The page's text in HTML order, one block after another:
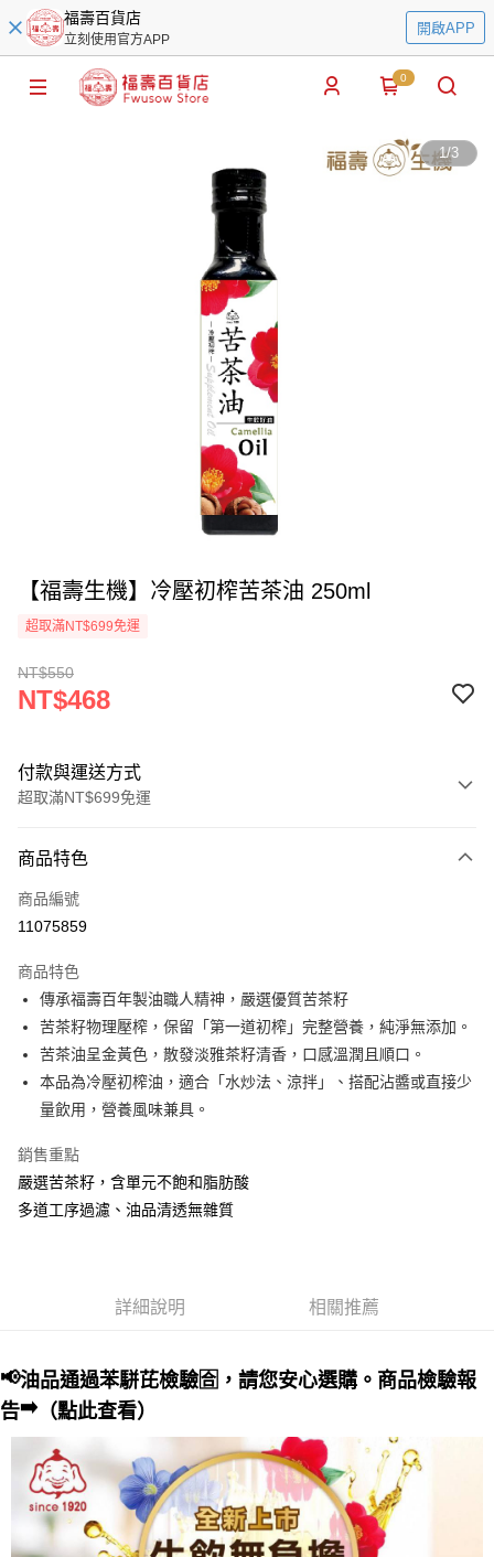
福壽百貨店
立刻使用官方APP
開啟APP
0
1/3
【福壽生機】冷壓初榨苦茶油 250ml
超取滿NT$699免運
NT$550
NT$468
付款與運送方式
超取滿NT$699免運
信用卡一次付款
超商取貨付款
Apple Pay
悠遊付
Google Pay
全盈+PAY
AFTEE先享後付
相關說明
【關於「AFTEE先享後付」】
３．安心：先確認商品／服務後，再付款。
１．於結帳方式選擇「AFTEE先享後付」後，將跳轉至「AFTEE先享後付」
結帳頁面，進行簡訊認證並確認金額後，即可完成結帳。
２．訂單成立數日內，您將收到繳費通知簡訊。
ATM／網路銀行／等多元方式進行付款，方視為交易完成。
※ 請注意：結帳手續完成當下不需立刻繳費，但若您需要取消訂單，請聯絡
購買商品的店家。未經商家同意取消之訂單仍視為有效，需透過AFTEE先享
後付繳納相關費用。
※ 交易是否成功請以「AFTEE先享後付 」之結帳頁面顯示為準，若有關於
是否繳費成功／繳費後需取消欲退款等相關疑問，請聯繫「AFTEE先享後付
7-11取貨付款
每筆NT$70，滿NT$799(含以上)免運費
常溫宅配
每筆NT$120，滿NT$1,200(含以上)免運費
商品特色
商品編號
11075859
商品特色
傳承福壽百年製油職人精神，嚴選優質苦茶籽
苦茶籽物理壓榨，保留「第一道初榨」完整營養，純淨無添加。
苦茶油呈金黃色，散發淡雅茶籽清香，口感溫潤且順口。
本品為冷壓初榨油，適合「水炒法、涼拌」、搭配沾醬或直接少
量飲用，營養風味兼具。
銷售重點
嚴選苦茶籽，含單元不飽和脂肪酸
多道工序過濾、油品清透無雜質
詳細說明 相關推薦
📢油品通過苯駢芘檢驗🈴 ，請您安心選購。 商品檢驗報
告➡️ （點此查看）